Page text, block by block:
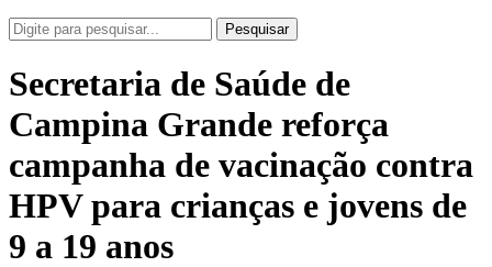
Pesquisar
Secretaria de Saúde de
Campina Grande reforça
campanha de vacinação contra
HPV para crianças e jovens de
9 a 19 anos